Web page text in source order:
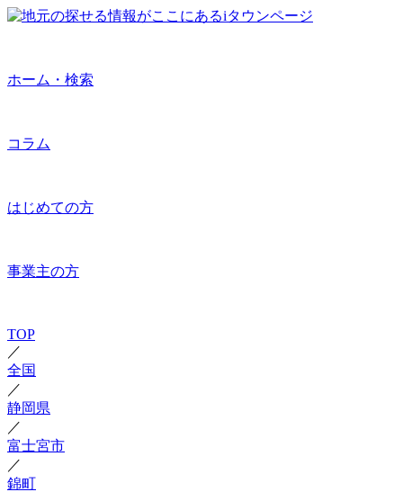
ホーム・検索
コラム
はじめての方
事業主の方
TOP
／
全国
／
静岡県
／
富士宮市
／
錦町